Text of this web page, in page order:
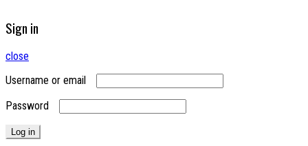
Sign in
close
Username or email
Password
Log in